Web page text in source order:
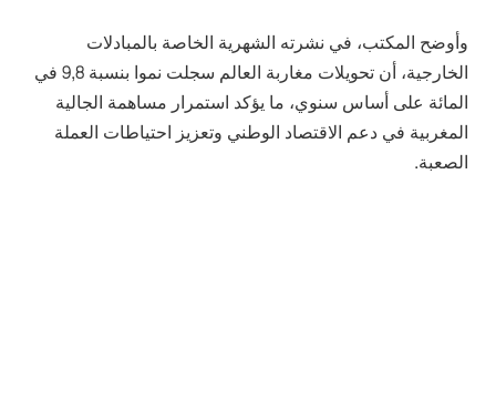
وأوضح المكتب، في نشرته الشهرية الخاصة بالمبادلات
الخارجية، أن تحويلات مغاربة العالم سجلت نموا بنسبة 9,8 في
المائة على أساس سنوي، ما يؤكد استمرار مساهمة الجالية
المغربية في دعم الاقتصاد الوطني وتعزيز احتياطات العملة
الصعبة.